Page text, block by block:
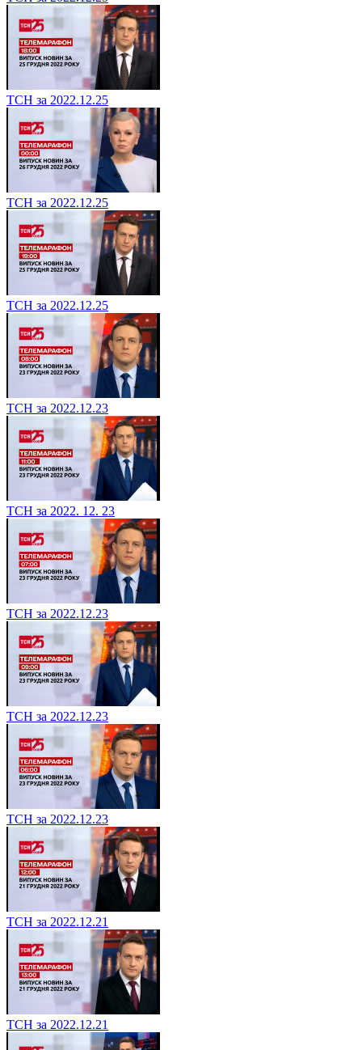
ТСН за 2022.12.25
ТСН за 2022.12.25
ТСН за 2022.12.25
ТСН за 2022.12.23
ТСН за 2022. 12. 23
ТСН за 2022.12.23
ТСН за 2022.12.23
ТСН за 2022.12.23
ТСН за 2022.12.21
ТСН за 2022.12.21